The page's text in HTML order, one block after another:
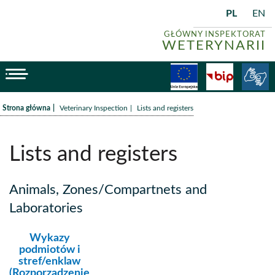
GŁÓWNY INSPEKTORAT
WETERYNARII
PL EN
BiP
Strona główna /Veterinary Inspection /Lists and registers
Lists and registers
Animals, Zones/Compartnets and
Laboratories
kategoria:
Wykazy
podmiotów i
stref/enklaw